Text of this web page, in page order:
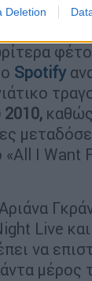
Deletion
κατά τη
Spotify
2010,
I Want
Live
να